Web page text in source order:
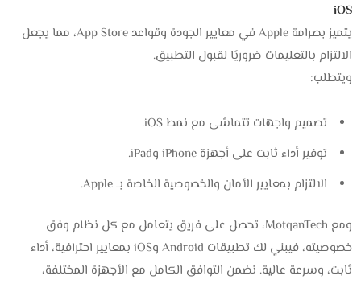
iOS
يتميز بصرامة Apple في معايير الجودة وقواعد App Store، مما يجعل
الالتزام بالتعليمات ضروريًا لقبول التطبيق.
ويتطلب:
تصميم واجهات تتماشى مع نمط iOS.
توفير أداء ثابت على أجهزة iPhone وiPad.
الالتزام بمعايير الأمان والخصوصية الخاصة بــ Apple.
ومع MotqanTech، تحصل على فريق يتعامل مع كل نظام وفق
خصوصيته، فيبني لك تطبيقات Android وiOS بمعايير احترافية، أداء
ثابت، وسرعة عالية. نضمن التوافق الكامل مع الأجهزة المختلفة،